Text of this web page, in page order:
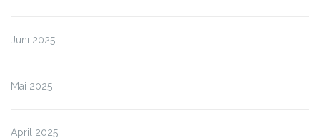
Juni 2025
Mai 2025
April 2025